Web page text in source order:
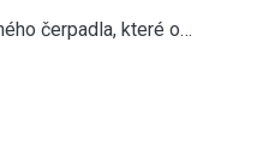
čerpadla, které o…